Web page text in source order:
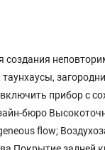
создания
прибор с
бюро
flow;